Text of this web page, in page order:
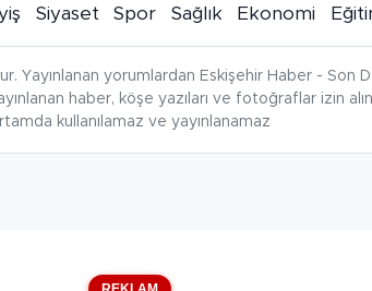
Siyaset Spor Sağlık Ekonomi
Yayınlanan yorumlardan Eskişehir Haber - Son
haber, köşe yazıları ve fotoğraflar izin
kullanılamaz ve yayınlanamaz